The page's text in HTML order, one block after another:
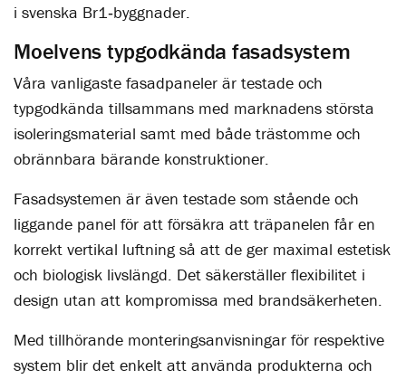
i svenska Br1‑byggnader.
Moelvens typgodkända fasadsystem
Våra vanligaste fasadpaneler är testade och
typgodkända tillsammans med marknadens största
isoleringsmaterial samt med både trästomme och
obrännbara bärande konstruktioner.
Fasadsystemen är även testade som stående och
liggande panel för att försäkra att träpanelen får en
korrekt vertikal luftning så att de ger maximal estetisk
och biologisk livslängd. Det säkerställer flexibilitet i
design utan att kompromissa med brandsäkerheten.
Med tillhörande monteringsanvisningar för respektive
system blir det enkelt att använda produkterna och